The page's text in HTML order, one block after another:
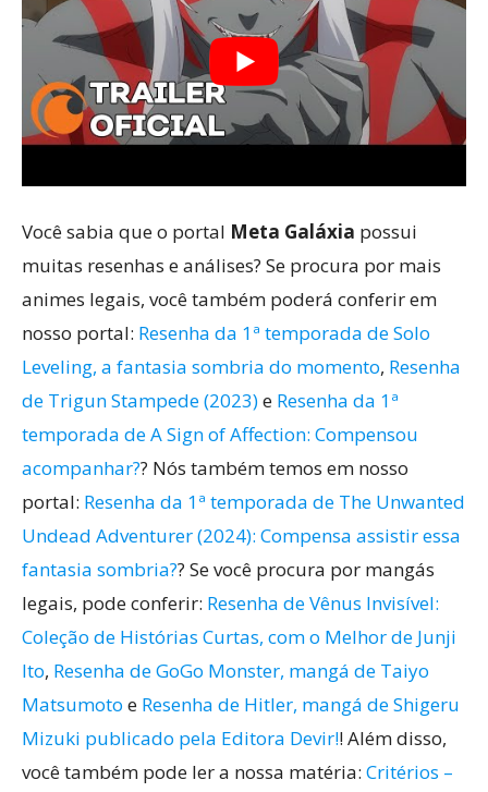
Você sabia que o portal Meta Galáxia possui
muitas resenhas e análises? Se procura por mais
animes legais, você também poderá conferir em
nosso portal: Resenha da 1ª temporada de Solo
Leveling, a fantasia sombria do momento, Resenha
de Trigun Stampede (2023)e Resenha da 1ª
temporada de A Sign of Affection: Compensou
acompanhar?? Nós também temos em nosso
portal: Resenha da 1ª temporada de The Unwanted
Undead Adventurer (2024): Compensa assistir essa
fantasia sombria?? Se você procura por mangás
legais, pode conferir: Resenha de Vênus Invisível:
Coleção de Histórias Curtas, com o Melhor de Junji
Ito, Resenha de GoGo Monster, mangá de Taiyo
Matsumoto e Resenha de Hitler, mangá de Shigeru
Mizuki publicado pela Editora Devir!! Além disso,
você também pode ler a nossa matéria: Critérios –